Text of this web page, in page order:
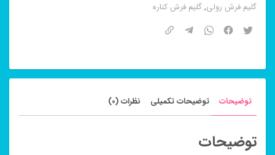
گلیم فرش رولی,گلیم فرش کناره
توضیحات توضیحات تکمیلی نظرات (0)
توضیحات